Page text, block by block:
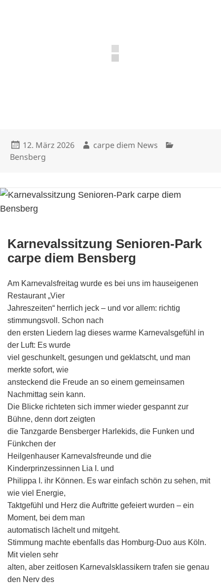
Veröffentlicht
12. März 2026 Autor
carpe diem News
Bensberg
Karnevalssitzung Senioren-Park
carpe diem Bensberg
Am Karnevalsfreitag wurde es bei uns im hauseigenen
Restaurant „Vier
Jahreszeiten“ herrlich jeck – und vor allem: richtig
stimmungsvoll. Schon nach
den ersten Liedern lag dieses warme Karnevalsgefühl in
der Luft: Es wurde
viel geschunkelt, gesungen und geklatscht, und man
merkte sofort, wie
ansteckend die Freude an so einem gemeinsamen
Nachmittag sein kann.
Die Blicke richteten sich immer wieder gespannt zur
Bühne, denn dort zeigten
die Tanzgarde Bensberger Harlekids, die Funken und
Fünkchen der
Heilgenhauser Karnevalsfreunde und die
Kinderprinzessinnen Lia I. und
Philippa I. ihr Können. Es war einfach schön zu sehen, mit
wie viel Energie,
Taktgefühl und Herz die Auftritte gefeiert wurden – ein
Moment, bei dem man
automatisch lächelt und mitgeht.
Stimmung machte ebenfalls das Homburg-Duo aus Köln.
Mit vielen sehr
alten, aber zeitlosen Karnevalsklassikern trafen sie genau
den Nerv des